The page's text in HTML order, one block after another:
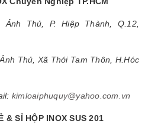
Ảnh Thủ, P. Hiệp Thành, Q.12,
Thủ, Xã Thới Tam Thôn, H.Hóc
kimloaiphuquy@yahoo.com.vn
& SỈ HỘP INOX SUS 201